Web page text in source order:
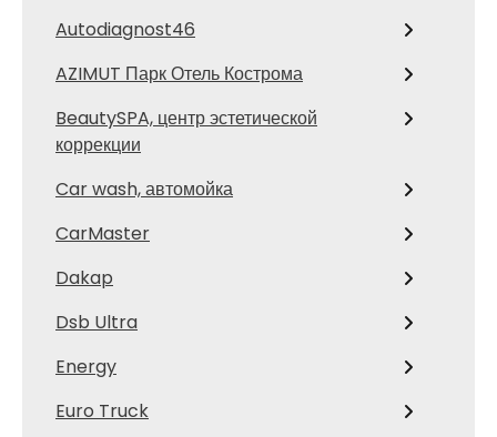
Autodiagnost46
AZIMUT Парк Отель Кострома
BeautySPA, центр эстетической
коррекции
Car wash, автомойка
CarMaster
Dakap
Dsb Ultra
Energy
Euro Truck